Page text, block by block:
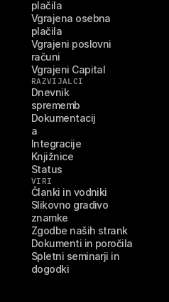
plačila
Vgrajena osebna
plačila
Vgrajeni poslovni
računi
Vgrajeni Capital
RAZVIJALCI
Dnevnik
sprememb
Dokumentacij
a
Integracije
Knjižnice
Status
VIRI
Članki in vodniki
Slikovno gradivo
znamke
Zgodbe naših strank
Dokumenti in poročila
Spletni seminarji in
dogodki